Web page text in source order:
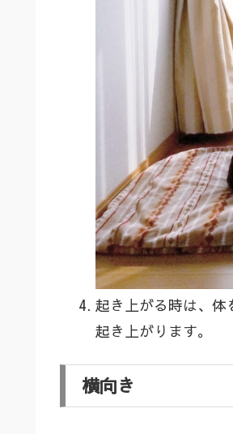
起き上がる時は、体
起き上がります。
横向き